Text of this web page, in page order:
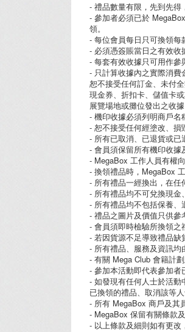
- 禮品數量有限，先到先得
- 參加者必須已於
領。
- 每位會員每日只可換領每
- 必須憑簽賬當日之有效收
- 每套有效收據只可用作參
- 只計算收據內之實際消費
恕不接受任何訂金、未付
現金券、折扣卡、儲值卡
展覽場地或攤位發出之收
- 機印收據必須列明商戶名
- 恕不接受任何經塗改、損
- 所有已取消、已退貨或已
- 會員須保留所有機印收據
- MegaBox 工作人員有權
- 換領禮品時，MegaBox
- 所有禮品一經換出，在任
- 所有禮品均不可兌換現金
- 所有禮品均不包括保養、
- 禮品之圖片及價值只供參
- 會員須即時檢驗所換領之
- 若因貨源不足導致禮品缺
- 所有禮品、服務及資訊均
- 有關 Mega Club 會籍計
- 參加本活動即代表參加者
- 如發現有任何人士於活
已換領的禮品、取消該等
- 所有 MegaBox 商戶及其
- MegaBox 保留有關條款
- 以上條款及細則如有更改